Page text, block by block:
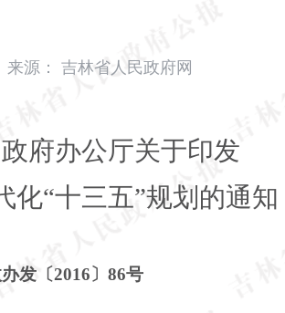
来源： 吉林省人民政府网
府办公厅关于印发
化“十三五”规划的通知
发〔2016〕86号